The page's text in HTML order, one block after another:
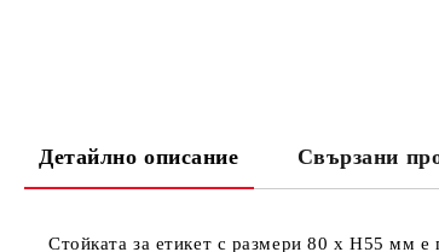
Детайлно описание Свързани
Стойката за етикет с размери 80 х Н55 мм е